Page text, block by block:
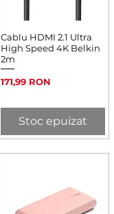
Afișare rapidă
Cablu HDMI 2.1 Ultra
High Speed 4K Belkin
2m
Preț
171,99 RON
Stoc epuizat